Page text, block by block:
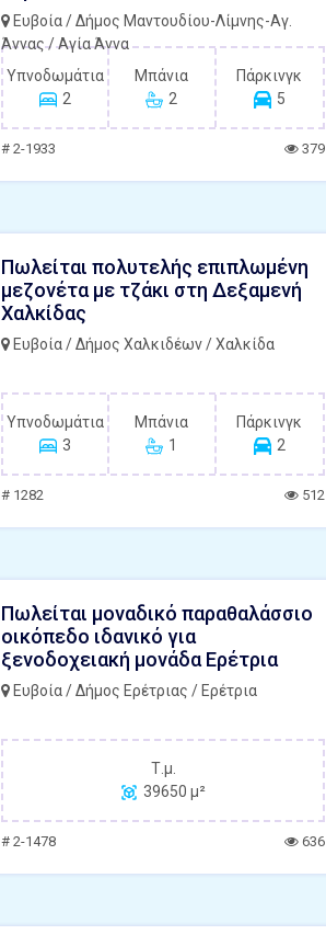
Ευβοία / Δήμος Μαντουδίου-Λίμνης-Αγ.
Άννας / Αγία Άννα
Υπνοδωμάτια
2
Μπάνια
2
Πάρκινγκ
5
# 2-1933 379
Πωλείται πολυτελής επιπλωμένη
μεζονέτα με τζάκι στη Δεξαμενή
Χαλκίδας
Ευβοία / Δήμος Χαλκιδέων / Χαλκίδα
Υπνοδωμάτια
3
Μπάνια
1
Πάρκινγκ
2
# 1282 512
Πωλείται μοναδικό παραθαλάσσιο
οικόπεδο ιδανικό για
ξενοδοχειακή μονάδα Ερέτρια
Ευβοία / Δήμος Ερέτριας / Ερέτρια
Τ.μ.
39650 μ²
# 2-1478 636